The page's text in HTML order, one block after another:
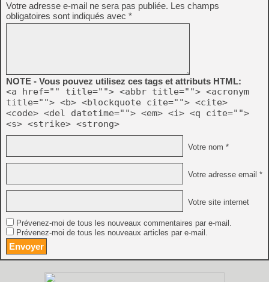
Votre adresse e-mail ne sera pas publiée. Les champs
obligatoires sont indiqués avec *
NOTE - Vous pouvez utilisez ces tags et attributs HTML:
<a href="" title=""> <abbr title=""> <acronym
title=""> <b> <blockquote cite=""> <cite>
<code> <del datetime=""> <em> <i> <q cite="">
<s> <strike> <strong>
Votre nom *
Votre adresse email *
Votre site internet
Prévenez-moi de tous les nouveaux commentaires par e-mail.
Prévenez-moi de tous les nouveaux articles par e-mail.